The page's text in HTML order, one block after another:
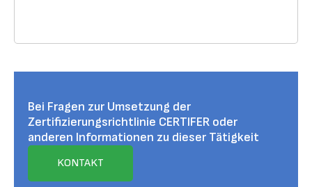
Bei Fragen zur Umsetzung der
Zertifizierungsrichtlinie CERTIFER oder
anderen Informationen zu dieser Tätigkeit
KONTAKT